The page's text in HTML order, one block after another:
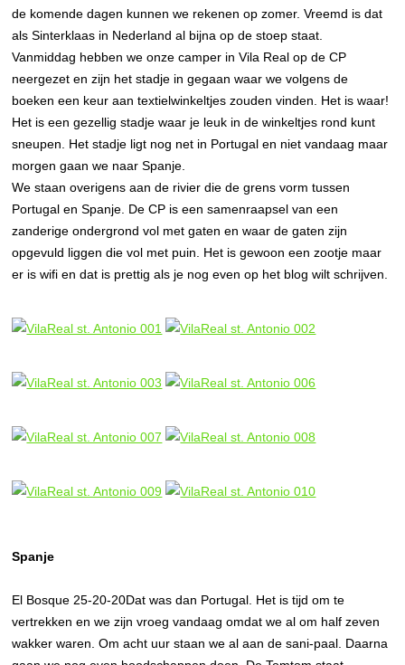
de komende dagen kunnen we rekenen op zomer. Vreemd is dat
als Sinterklaas in Nederland al bijna op de stoep staat.
Vanmiddag hebben we onze camper in Vila Real op de CP
neergezet en zijn het stadje in gegaan waar we volgens de
boeken een keur aan textielwinkeltjes zouden vinden. Het is waar!
Het is een gezellig stadje waar je leuk in de winkeltjes rond kunt
sneupen. Het stadje ligt nog net in Portugal en niet vandaag maar
morgen gaan we naar Spanje.
We staan overigens aan de rivier die de grens vorm tussen
Portugal en Spanje. De CP is een samenraapsel van een
zanderige ondergrond vol met gaten en waar de gaten zijn
opgevuld liggen die vol met puin. Het is gewoon een zootje maar
er is wifi en dat is prettig als je nog even op het blog wilt schrijven.
Spanje
El Bosque 25-20-20Dat was dan Portugal. Het is tijd om te
vertrekken en we zijn vroeg vandaag omdat we al om half zeven
wakker waren. Om acht uur staan we al aan de sani-paal. Daarna